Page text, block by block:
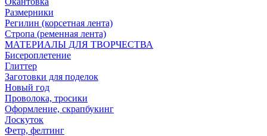
Размерники
Регилин (корсетная лента)
Стропа (ременная лента)
МАТЕРИАЛЫ ДЛЯ ТВОРЧЕСТВА
Бисероплетение
Глиттер
Заготовки для поделок
Новый год
Проволока, тросики
Оформление, скрапбукинг
Лоскуток
Фетр, фелтинг